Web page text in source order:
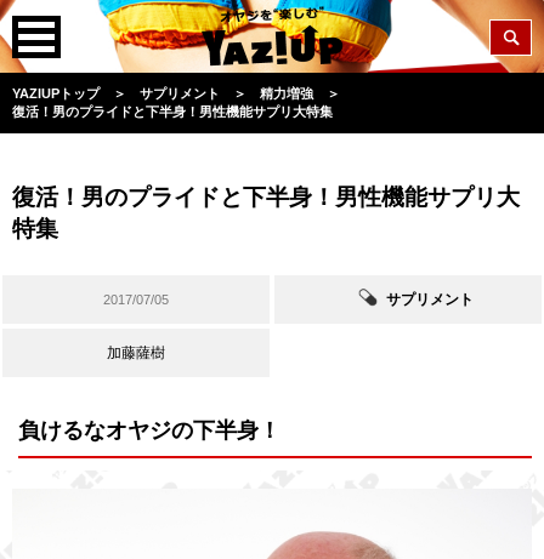
YAZIUPトップ ＞ サプリメント ＞ 精力増強
＞
復活！男のプライドと下半身！男性機能サプリ大特集
復活！男のプライドと下半身！男性機能サプリ大
特集
2017/07/05 サプリメント
加藤薩樹
負けるなオヤジの下半身！